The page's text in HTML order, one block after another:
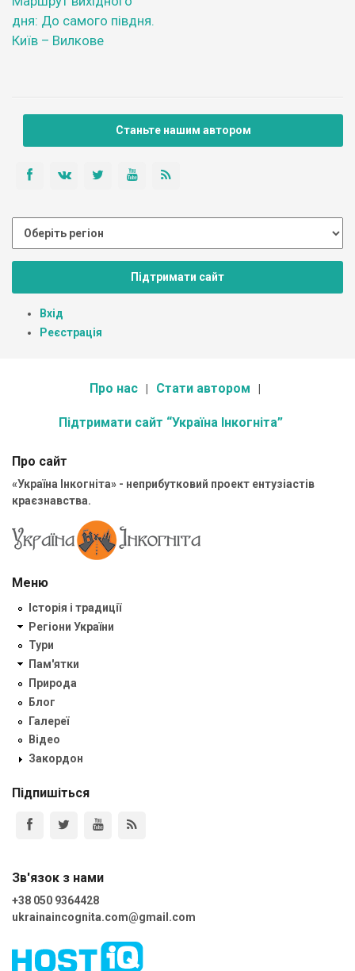
дня: До самого півдня.
Київ – Вилкове
Станьте нашим автором
Підтримати сайт
Вхід
Реєстрація
Про нас Стати автором
Підтримати сайт “Україна Інкогніта”
Про сайт
«Україна Інкогніта» - неприбутковий проект ентузіастів
краєзнавства.
Меню
Історія і традиції
Регіони України
Тури
Пам'ятки
Природа
Блог
Галереї
Відео
Закордон
Підпишіться
Зв'язок з нами
+38 050 9364428
ukrainaincognita.com@gmail.com